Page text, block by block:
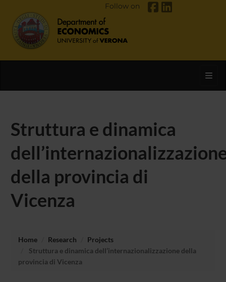
Follow on
Struttura e dinamica
della provincia di
Vicenza
Home Research
Projects
Struttura e dinamica dell’internazionalizzazione della
provincia di Vicenza